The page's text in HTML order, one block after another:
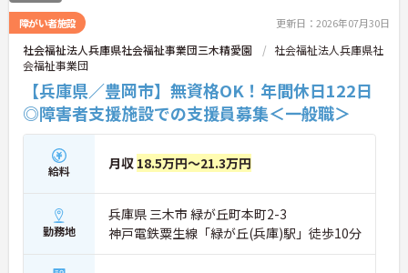
障がい者施設 更新日：2026年07月30日
社会福祉法人兵庫県社会福祉事業団三木精愛園
社会福祉法人兵庫県社
会福祉事業団
【兵庫県／豊岡市】無資格OK！年間休日122日
◎障害者支援施設での支援員募集＜一般職＞
給料 月収 18.5万円～21.3万円
勤務地
兵庫県 三木市 緑が丘町本町2-3
神戸電鉄粟生線「緑が丘(兵庫)駅」徒歩10分